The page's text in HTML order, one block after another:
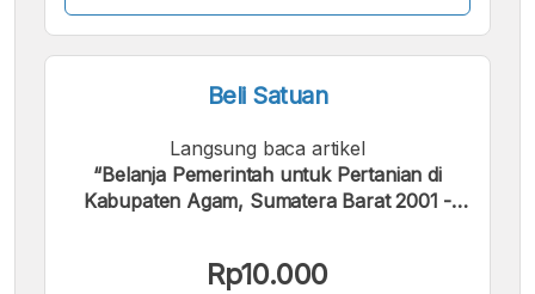
Beli Satuan
Langsung baca artikel
“Belanja Pemerintah untuk Pertanian di
Kabupaten Agam, Sumatera Barat 2001 -
Rp10.000
Kami menerima pembayaran berikut: